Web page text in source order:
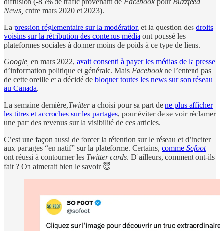
diffusion (-85% de trafic provenant de Facebook pour Buzzfeed
News, entre mars 2020 et 2023).
La pression réglementaire sur la modération et la question des droits
voisins sur la rétribution des contenus média ont poussé les
plateformes sociales à donner moins de poids à ce type de liens.
Google, en mars 2022, avait consenti à payer les médias de la presse
d’information politique et générale. Mais Facebook ne l’entend pas
de cette oreille et a décidé de bloquer toutes les news sur son réseau
au Canada.
La semaine dernière,Twittera choisi pour sa part de ne plus afficher
les titres et accroches sur les partages, pour éviter de se voir réclamer
une part des revenus sur la visibilité de ces articles.
C’est une façon aussi de forcer la rétention sur le réseau et d’inciter
aux partages “en natif” sur la plateforme. Certains, comme Sofoot
ont réussi à contourner les Twitter cards. D’ailleurs, comment ont-ils
fait ? On aimerait bien le savoir 😇